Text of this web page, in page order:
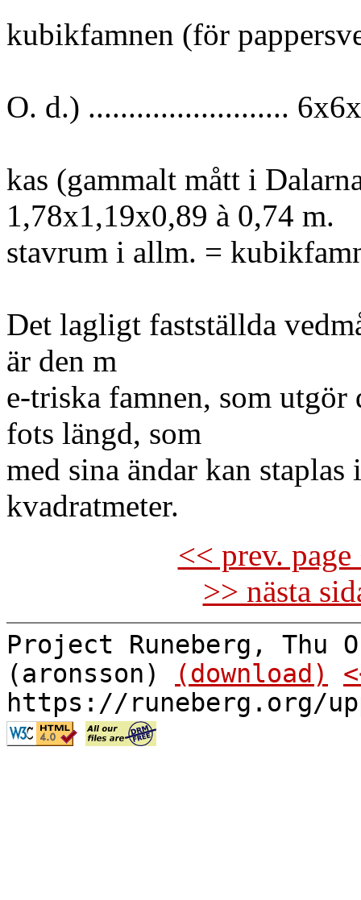
kubikfamnen (för
O. d.) .........................
kas (gammalt mått i
1,78x1,19x0,89 à 0,74 m.
stavrum i allm. =
Det lagligt fastställda
är den m
e-triska famnen, som
fots längd, som
med sina ändar kan
kvadratmeter.
<< prev.
>> nästa
Project Runeberg, Thu
(aronsson)
(download)
https://runeberg.org/